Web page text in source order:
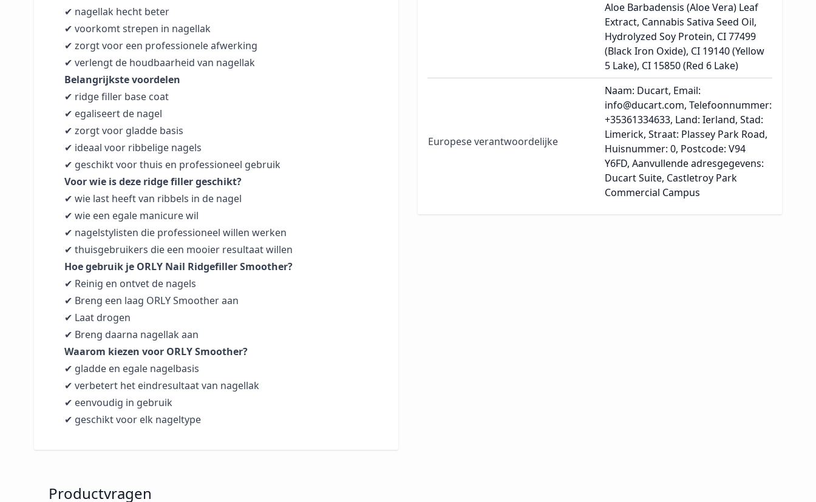
✔ nagellak hecht beter
✔ voorkomt strepen in nagellak
✔ zorgt voor een professionele afwerking
✔ verlengt de houdbaarheid van nagellak
Belangrijkste voordelen
✔ ridge filler base coat
✔ egaliseert de nagel
✔ zorgt voor gladde basis
✔ ideaal voor ribbelige nagels
✔ geschikt voor thuis en professioneel gebruik
Voor wie is deze ridge filler geschikt?
✔ wie last heeft van ribbels in de nagel
✔ wie een egale manicure wil
✔ nagelstylisten die professioneel willen werken
✔ thuisgebruikers die een mooier resultaat willen
Hoe gebruik je ORLY Nail Ridgefiller Smoother?
✔ Reinig en ontvet de nagels
✔ Breng een laag ORLY Smoother aan
✔ Laat drogen
✔ Breng daarna nagellak aan
Waarom kiezen voor ORLY Smoother?
✔ gladde en egale nagelbasis
✔ verbetert het eindresultaat van nagellak
✔ eenvoudig in gebruik
✔ geschikt voor elk nageltype
Aloe Barbadensis (Aloe Vera) Leaf
Extract, Cannabis Sativa Seed Oil,
Hydrolyzed Soy Protein, CI 77499
(Black Iron Oxide), CI 19140 (Yellow
5 Lake), CI 15850 (Red 6 Lake)
Europese verantwoordelijke
Naam: Ducart, Email:
info@ducart.com, Telefoonnummer:
+35361334633, Land: Ierland, Stad:
Limerick, Straat: Plassey Park Road,
Huisnummer: 0, Postcode: V94
Y6FD, Aanvullende adresgegevens:
Ducart Suite, Castletroy Park
Commercial Campus
Productvragen